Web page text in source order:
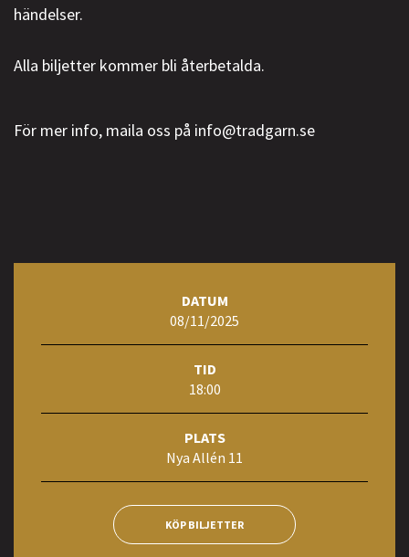
händelser.
Alla biljetter kommer bli återbetalda.
För mer info, maila oss på info@tradgarn.se
DATUM
08/11/2025
TID
18:00
PLATS
Nya Allén 11
KÖP BILJETTER